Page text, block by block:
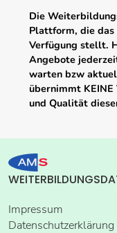
Die
Plattform, die
Verfügung stellt.
Angebote
warten bzw
übernimmt
und Qualität
Impressum
Datenschutzerklärung